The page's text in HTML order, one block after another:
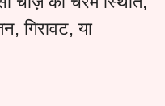
गिरावट, या